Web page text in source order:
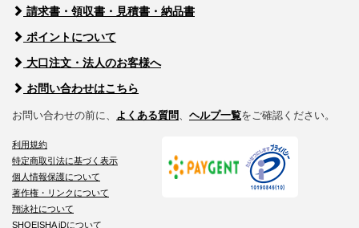
請求書・領収書・見積書・納品書
ポイントについて
大口注文・法人のお客様へ
お問い合わせはこちら
お問い合わせの前に、 よくある質問 ヘルプ一覧をご確認ください。
利用規約
特定商取引法に基づく表示
個人情報保護について
著作権・リンクについて
翔泳社について
SHOEISHA iDについて